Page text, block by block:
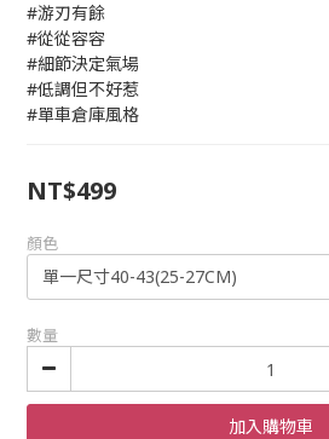
#游刃有餘
#從從容容
#細節決定氣場
#低調但不好惹
#單車倉庫風格
NT$499
顏色
數量
加入購物車